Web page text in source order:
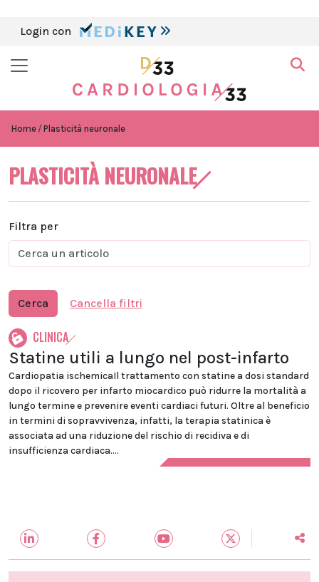
Login con
Home Plasticità neuronale
PLASTICITÀ NEURONALE
Filtra per
Cerca Cancella filtri
CLINICA
Statine utili a lungo nel post-infarto
Cardiopatia ischemicaIl trattamento con statine a dosi standard
dopo il ricovero per infarto miocardico può ridurre la mortalità a
lungo termine e prevenire eventi cardiaci futuri. Oltre al beneficio
in termini di sopravvivenza, infatti, la terapia statinica è
associata ad una riduzione del rischio di recidiva e di
insufficienza cardiaca....